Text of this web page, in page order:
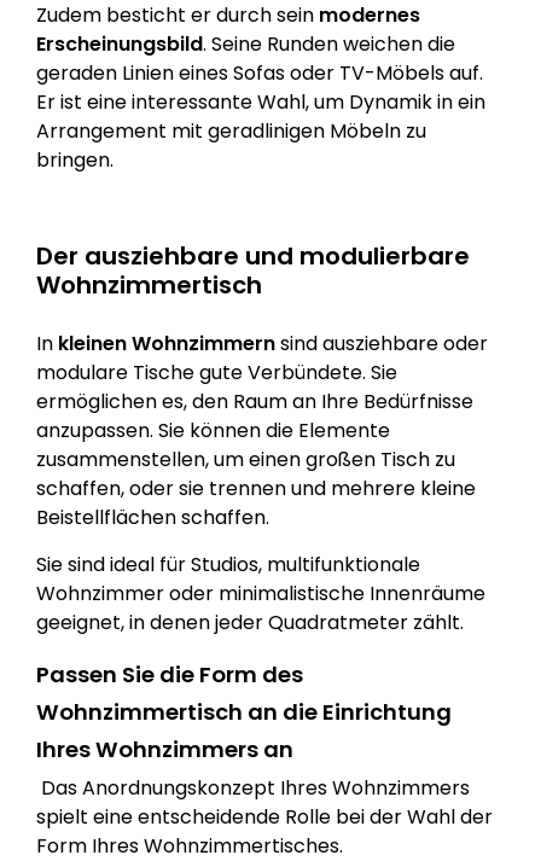
Zudem besticht er durch sein modernes
Erscheinungsbild. Seine Runden weichen die
geraden Linien eines Sofas oder TV-Möbels auf.
Er ist eine interessante Wahl, um Dynamik in ein
Arrangement mit geradlinigen Möbeln zu
bringen.
Der ausziehbare und modulierbare
Wohnzimmertisch
In kleinen Wohnzimmernsind ausziehbare oder
modulare Tische gute Verbündete. Sie
ermöglichen es, den Raum an Ihre Bedürfnisse
anzupassen. Sie können die Elemente
zusammenstellen, um einen großen Tisch zu
schaffen, oder sie trennen und mehrere kleine
Beistellflächen schaffen.
Sie sind ideal für Studios, multifunktionale
Wohnzimmer oder minimalistische Innenräume
geeignet, in denen jeder Quadratmeter zählt.
Passen Sie die Form des
Wohnzimmertisch an die Einrichtung
Ihres Wohnzimmers an
Das Anordnungskonzept Ihres Wohnzimmers
spielt eine entscheidende Rolle bei der Wahl der
Form Ihres Wohnzimmertisches.